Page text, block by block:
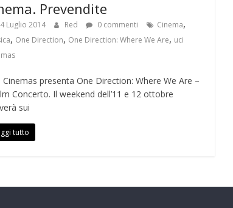
Prevendite
Luglio 2014 Red 0 commenti Cinema,
, One Direction, One Direction: Where We Are, uci
Cinemas presenta One Direction: Where We Are –
Concerto. Il weekend dell’11 e 12 ottobre
sui
tutto